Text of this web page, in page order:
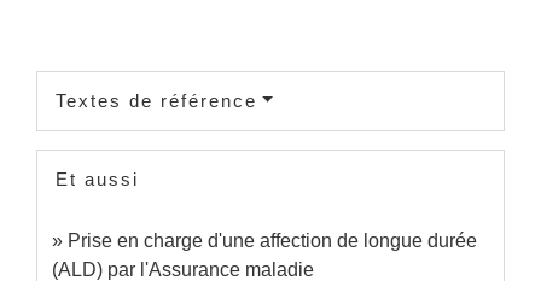
Textes de référence
Et aussi
Prise en charge d'une affection de longue durée
(ALD) par l'Assurance maladie